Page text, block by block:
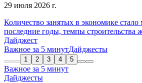
29 июля 2026 г.
Количество занятых в экономике
последние годы, темпы строительства
Дайджест
Важное за 5 минутДайджесты
1 2 3 4 5
Важное за 5 минут
Дайджесты